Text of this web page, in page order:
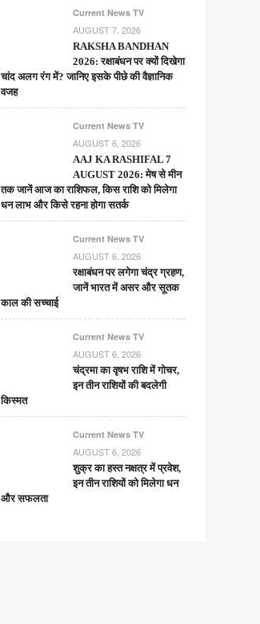
Current News TV
AUGUST 7, 2026
RAKSHA BANDHAN
2026: रक्षाबंधन पर क्यों दिखेगा
चांद अलग रंग में? जानिए इसके पीछे की वैज्ञानिक
वजह
Current News TV
AUGUST 6, 2026
AAJ KA RASHIFAL 7
AUGUST 2026: मेष से मीन
तक जानें आज का राशिफल, किस राशि को मिलेगा
धन लाभ और किसे रहना होगा सतर्क
Current News TV
AUGUST 6, 2026
रक्षाबंधन पर लगेगा चंद्र ग्रहण,
जानें भारत में असर और सूतक
काल की सच्चाई
Current News TV
AUGUST 6, 2026
चंद्रमा का वृषभ राशि में गोचर,
इन तीन राशियों की बदलेगी
किस्मत
Current News TV
AUGUST 6, 2026
शुक्र का हस्त नक्षत्र में प्रवेश,
इन तीन राशियों को मिलेगा धन
और सफलता